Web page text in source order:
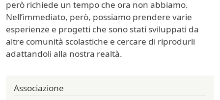
però richiede un tempo che ora non abbiamo.
Nell’immediato, però, possiamo prendere varie
esperienze e progetti che sono stati sviluppati da
altre comunità scolastiche e cercare di riprodurli
adattandoli alla nostra realtà.
Associazione